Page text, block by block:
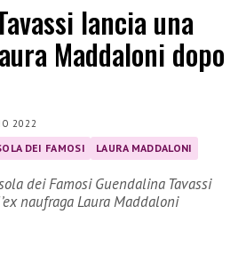
lancia una
Maddaloni dopo
2022
DEI FAMOSI LAURA MADDALONI
dei Famosi Guendalina Tavassi
naufraga Laura Maddaloni